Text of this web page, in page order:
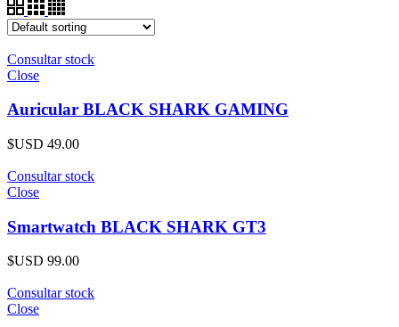
Consultar stock
Close
Auricular BLACK SHARK GAMING
$USD 49.00
Consultar stock
Close
Smartwatch BLACK SHARK GT3
$USD 99.00
Consultar stock
Close